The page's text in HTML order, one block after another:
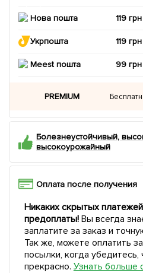
Нова пошта 119 грн
Укрпошта 119 грн
Meest пошта 99 грн
PREMIUM
Болезнеустойчивый,
высокоурожайный
Оплата после получения
Никаких скрытых
предоплаты!Вы всегда
заплатите за заказ и
Так же, можете оплатить
посылки, когда убедитесь,
прекрасно. Узнать больше